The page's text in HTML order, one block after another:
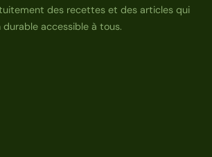
des recettes et des articles qui
accessible à tous.